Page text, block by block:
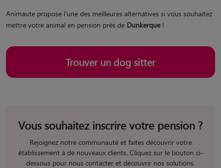
Animaute propose l'une des meilleures alternatives si vous souhaitez
mettre votre animal en pension près de Dunkerque !
Trouver un dog sitter
Vous souhaitez inscrire votre pension ?
Rejoignez notre communauté et faites découvrir votre
établissement à de nouveaux clients. Cliquez sur le bouton ci-
dessous pour nous contacter et découvrir nos solutions.